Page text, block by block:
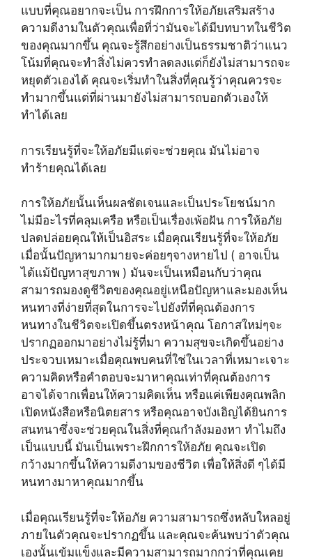
แบบที่คุณอยากจะเป็น การฝึกการให้อภัยเสริมสร้าง
ความดีงามในตัวคุณเพื่อที่ว่ามันจะได้มีบทบาทในชีวิต
ของคุณมากขึ้น คุณจะรู้สึกอย่างเป็นธรรมชาติว่าแนว
โน้มที่คุณจะทำสิ่งไม่ควรทำลดลงแต่ก็ยังไม่สามารถจะ
หยุดตัวเองได้ คุณจะเริ่มทำในสิ่งที่คุณรู้ว่าคุณควรจะ
ทำมากขึ้นแต่ที่ผ่านมายังไม่สามารถบอกตัวเองให้
ทำได้เลย
การเรียนรู้ที่จะให้อภัยมีแต่จะช่วยคุณ มันไม่อาจ
ทำร้ายคุณได้เลย
การให้อภัยนั้นเห็นผลชัดเจนและเป็นประโยชน์มาก
ไม่มีอะไรที่คลุมเครือ หรือเป็นเรื่องเพ้อฝัน การให้อภัย
ปลดปล่อยคุณให้เป็นอิสระ เมื่อคุณเรียนรู้ที่จะให้อภัย
เมื่อนั้นปัญหามากมายจะค่อยๆจางหายไป ( อาจเป็น
ได้แม้ปัญหาสุขภาพ ) มันจะเป็นเหมือนกับว่าคุณ
สามารถมองดูชีวิตของคุณอยู่เหนือปัญหาและมองเห็น
หนทางที่ง่ายที่สุดในการจะไปยังที่ที่คุณต้องการ
หนทางในชีวิตจะเปิดขึ้นตรงหน้าคุณ โอกาสใหม่ๆจะ
ปรากฏออกมาอย่างไม่รู้ที่มา ความสุขจะเกิดขึ้นอย่าง
ประจวบเหมาะเมื่อคุณพบคนที่ใช่ในเวลาที่เหมาะเจาะ
ความคิดหรือคำตอบจะมาหาคุณเท่าที่คุณต้องการ
อาจได้จากเพื่อนให้ความคิดเห็น หรือแค่เพียงคุณพลิก
เปิดหนังสือหรือนิตยสาร หรือคุณอาจบังเอิญได้ยินการ
สนทนาซึ่งจะช่วยคุณในสิ่งที่คุณกำลังมองหา ทำไมถึง
เป็นแบบนี้ มันเป็นเพราะฝึกการให้อภัย คุณจะเปิด
กว้างมากขึ้นให้ความดีงามของชีวิต เพื่อให้สิ่งดี ๆได้มี
หนทางมาหาคุณมากขึ้น
เมื่อคุณเรียนรู้ที่จะให้อภัย ความสามารถซึ่งหลับใหลอยู่
ภายในตัวคุณจะปรากฏขึ้น และคุณจะค้นพบว่าตัวคุณ
เองนั้นเข้มแข็งและมีความสามารถมากกว่าที่คุณเคย